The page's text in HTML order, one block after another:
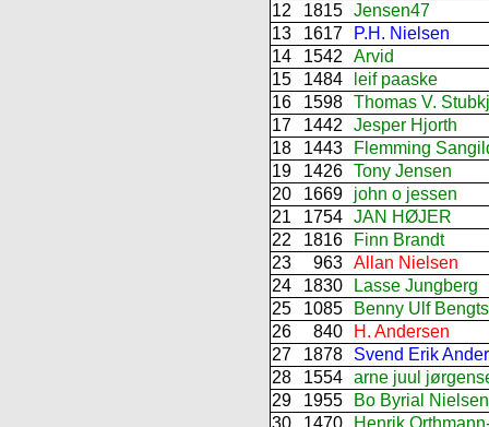
12
1815 Jensen47
13
1617
P.H. Nielsen
14
1542
Arvid
15
1484
leif paaske
16
1598 Thomas V.
17
1442
Jesper Hjorth
18
1443
Flemming
19
1426 Tony Jensen
20
1669
john o jessen
21
1754 JAN HØJER
22
1816
Finn Brandt
23
963 Allan Nielsen
24
1830
Lasse Jungberg
25
1085
Benny Ulf
26
840
H. Andersen
27
1878
Svend Erik
28
1554 arne juul
29
1955
Bo Byrial Nielsen
30
1470 Henrik